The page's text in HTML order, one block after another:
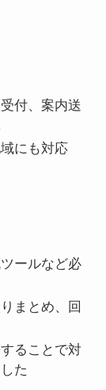
付、案内送
にも対応
ールなど必
まとめ、回
ることで対
た